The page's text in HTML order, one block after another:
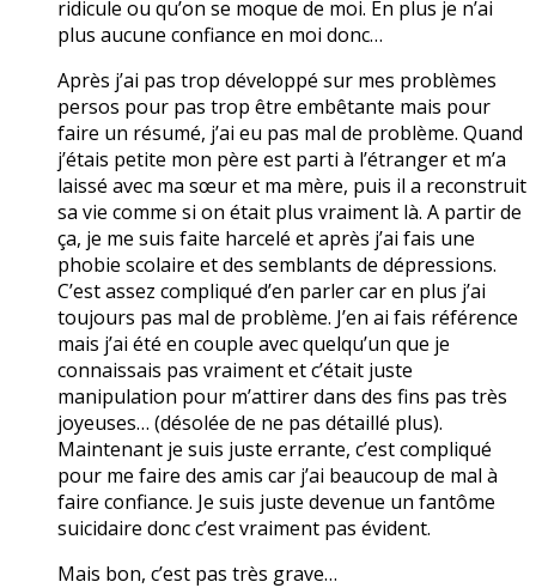
ridicule ou qu’on se moque de moi. En plus je n’ai
plus aucune confiance en moi donc…
Après j’ai pas trop développé sur mes problèmes
persos pour pas trop être embêtante mais pour
faire un résumé, j’ai eu pas mal de problème. Quand
j’étais petite mon père est parti à l’étranger et m’a
laissé avec ma sœur et ma mère, puis il a reconstruit
sa vie comme si on était plus vraiment là. A partir de
ça, je me suis faite harcelé et après j’ai fais une
phobie scolaire et des semblants de dépressions.
C’est assez compliqué d’en parler car en plus j’ai
toujours pas mal de problème. J’en ai fais référence
mais j’ai été en couple avec quelqu’un que je
connaissais pas vraiment et c’était juste
manipulation pour m’attirer dans des fins pas très
joyeuses… (désolée de ne pas détaillé plus).
Maintenant je suis juste errante, c’est compliqué
pour me faire des amis car j’ai beaucoup de mal à
faire confiance. Je suis juste devenue un fantôme
suicidaire donc c’est vraiment pas évident.
Mais bon, c’est pas très grave…